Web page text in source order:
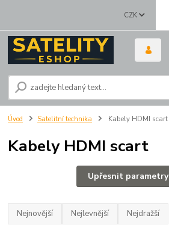
CZK
Úvod Satelitní technika Kabely HDMI scart
Kabely HDMI scart
Upřesnit parametry
Nejnovější Nejlevnější Nejdražší